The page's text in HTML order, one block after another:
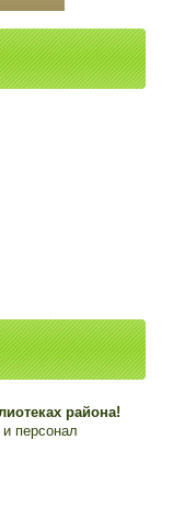
района!
персонал